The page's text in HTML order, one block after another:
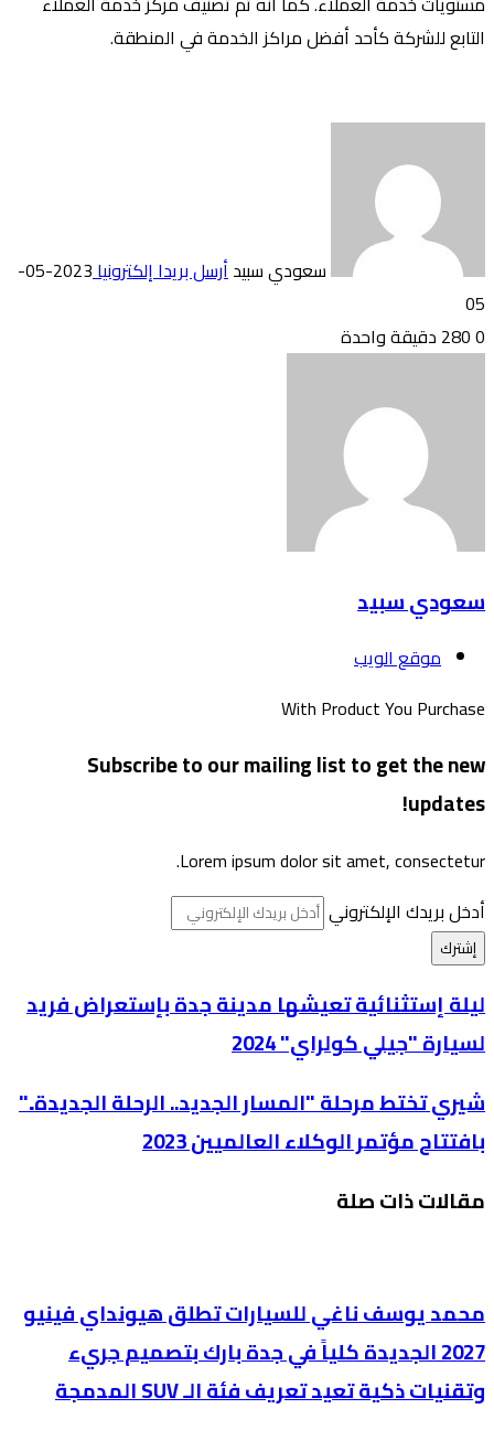
التابع للشركة كأحد أفضل مراكز الخدمة في المنطقة.
سعودي سبيدأرسل بريدا إلكترونيا
2023-05-
05
0
دقيقة واحدة
سعودي سبيد
موقع الويب
With Product You Purchase
Subscribe to our mailing list to get the new
updates!
Lorem ipsum dolor sit amet, consectetur.
أدخل بريدك الإلكتروني
ليلة إستثنائية تعيشها مدينة جدة بإستعراض فريد
لسيارة "جيلي كولراي" 2024
شيري تختط مرحلة "المسار الجديد.. الرحلة الجديدة.."
بافتتاح مؤتمر الوكلاء العالميين 2023
مقالات ذات صلة
محمد يوسف ناغي للسيارات تطلق هيونداي فينيو
2027 الجديدة كلياً في جدة بارك بتصميم جريء
وتقنيات ذكية تعيد تعريف فئة الـ SUV المدمجة